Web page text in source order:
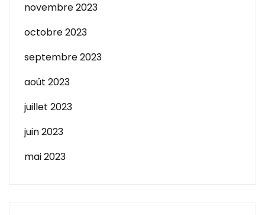
novembre 2023
octobre 2023
septembre 2023
août 2023
juillet 2023
juin 2023
mai 2023